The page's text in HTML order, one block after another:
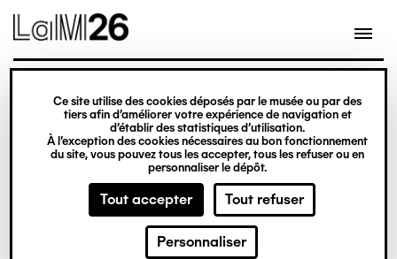
Gestion des cookies
Ce site utilise des cookies déposés par le musée ou par des
tiers afin d’améliorer votre expérience de navigation et
d’établir des statistiques d’utilisation.
À l’exception des cookies nécessaires au bon fonctionnement
du site, vous pouvez tous les accepter, tous les refuser ou en
personnaliser le dépôt.
Tout accepter Tout refuser
Personnaliser
contenu